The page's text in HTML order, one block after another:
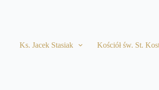
Ks. Jacek Stasiak Kościół św. St.